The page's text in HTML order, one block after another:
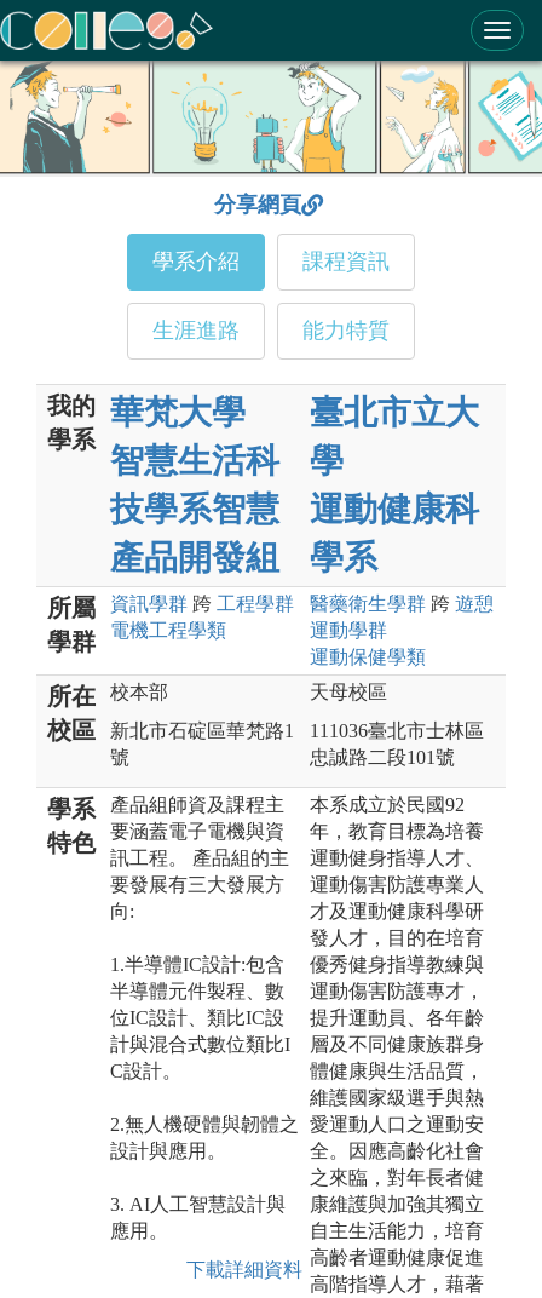
ColleGo! 大學選才與高中育才輔助系統
分享網頁
學系介紹 課程資訊
生涯進路 能力特質
我的
學系
華梵大學
智慧生活科
技學系智慧
產品開發組
臺北市立大
學
運動健康科
學系
所屬
學群
資訊學群 跨 工程學群
電機工程學類
醫藥衛生學群 跨 遊憩
運動學群
運動保健學類
所在
校區
校本部
新北市石碇區華梵路1
號
天母校區
111036臺北市士林區
忠誠路二段101號
學系
特色
產品組師資及課程主
要涵蓋電子電機與資
訊工程。 產品組的主
要發展有三大發展方
向:
1.半導體IC設計:包含
半導體元件製程、數
位IC設計、類比IC設
計與混合式數位類比I
C設計。
2.無人機硬體與韌體之
設計與應用。
3. AI人工智慧設計與
應用。
下載詳細資料
本系成立於民國92
年，教育目標為培養
運動健身指導人才、
運動傷害防護專業人
才及運動健康科學研
發人才，目的在培育
優秀健身指導教練與
運動傷害防護專才，
提升運動員、各年齡
層及不同健康族群身
體健康與生活品質，
維護國家級選手與熱
愛運動人口之運動安
全。因應高齡化社會
之來臨，對年長者健
康維護與加強其獨立
自主生活能力，培育
高齡者運動健康促進
高階指導人才，藉著